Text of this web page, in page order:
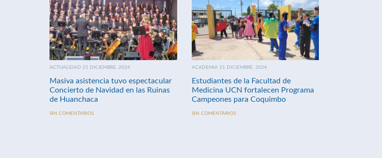
ACTUALIDAD 21 DICIEMBRE, 2024
Masiva asistencia tuvo espectacular
Concierto de Navidad en las Ruinas
de Huanchaca
SIN COMENTARIOS
ACADEMIA 21 DICIEMBRE, 2024
Estudiantes de la Facultad de
Medicina UCN fortalecen Programa
Campeones para Coquimbo
SIN COMENTARIOS